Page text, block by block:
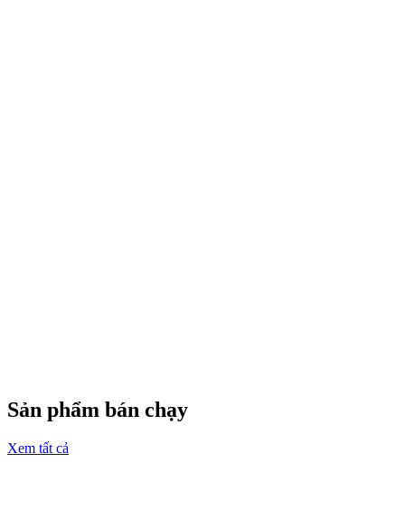
Sản phẩm bán chạy
Xem tất cả